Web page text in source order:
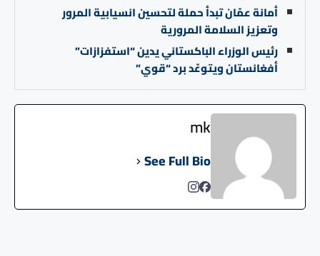
أمانة عمّان تبدأ حملة لتحسين انسيابية المرور
وتعزيز السلامة المرورية
رئيس الوزراء الباكستاني يدين “استفزازات”
أفغانستان ويتوعّد برد “قوي”
mk
See Full Bio